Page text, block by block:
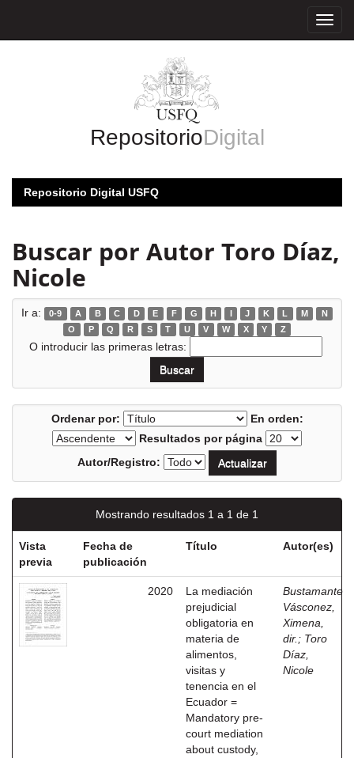
RepositorioDigital
Repositorio Digital USFQ
Buscar por Autor Toro Díaz,
Nicole
Ir a: 0-9 A B C D E F G H I J K L M
N
O
P Q R S T U V W X Y Z
O introducir las primeras letras:
Ordenar por:
En orden:
Resultados por página
Autor/Registro:
Mostrando resultados 1 a 1 de 1
Vista
previa
Fecha de
publicación
Título Autor(es)
2020
La mediación
prejudicial
obligatoria en
materia de
alimentos,
visitas y
tenencia en el
Ecuador =
Mandatory pre-
court mediation
about custody,
Bustamante
Vásconez,
Ximena,
dir. ; Toro
Díaz,
Nicole